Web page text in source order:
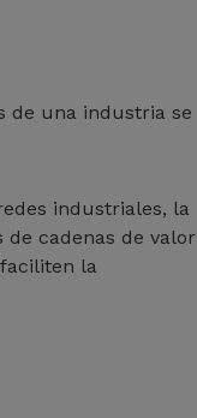
de una industria se
industriales, la
cadenas de valor
la